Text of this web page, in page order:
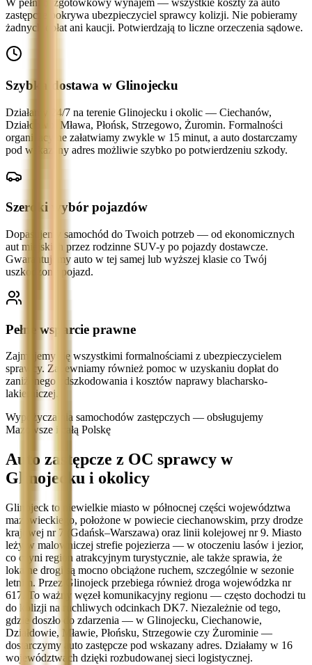
W pełni bezgotówkowy wynajem — wszystkie koszty za auto
zastępcze pokrywa ubezpieczyciel sprawcy kolizji. Nie pobieramy
żadnych opłat ani kaucji. Potwierdzają to liczne orzeczenia sądowe.
Szybka dostawa w Glinojecku
Działamy 24/7 na terenie Glinojecku i okolic — Ciechanów,
Działdowo, Mława, Płońsk, Strzegowo, Żuromin. Formalności
organizacyjne załatwiamy zwykle w 15 minut, a auto dostarczamy
pod wskazany adres możliwie szybko po potwierdzeniu szkody.
Szeroki wybór pojazdów
Dopasujemy samochód do Twoich potrzeb — od ekonomicznych
aut miejskich przez rodzinne SUV-y po pojazdy dostawcze.
Gwarantujemy auto w tej samej lub wyższej klasie co Twój
uszkodzony pojazd.
Pełne wsparcie prawne
Zajmujemy się wszystkimi formalnościami z ubezpieczycielem
sprawcy. Zapewniamy również pomoc w uzyskaniu dopłat do
zaniżonego odszkodowania i kosztów naprawy blacharsko-
lakierniczej.
Wypożyczalnia samochodów zastępczych — obsługujemy
Mazowsze i całą Polskę
Auto zastępcze z OC sprawcy w
Glinojecku i okolicy
Glinojeck to niewielkie miasto w północnej części województwa
mazowieckiego, położone w powiecie ciechanowskim, przy drodze
krajowej nr 7 (Gdańsk–Warszawa) oraz linii kolejowej nr 9. Miasto
leży w malowniczej strefie pojezierza — w otoczeniu lasów i jezior,
co czyni region atrakcyjnym turystycznie, ale także sprawia, że
lokalne drogi są mocno obciążone ruchem, szczególnie w sezonie
letnim. Przez Glinojeck przebiega również droga wojewódzka nr
617. To ważny węzeł komunikacyjny regionu — często dochodzi tu
do kolizji na ruchliwych odcinkach DK7. Niezależnie od tego,
gdzie doszło do zdarzenia — w Glinojecku, Ciechanowie,
Działdowie, Mławie, Płońsku, Strzegowie czy Żurominie —
dostarczymy auto zastępcze pod wskazany adres. Działamy w 16
województwach dzięki rozbudowanej sieci logistycznej.